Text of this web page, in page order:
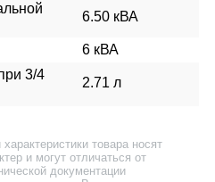
6.50 кВА
6 кВА
3/4
2.71 л
товара носят
и могут отличаться от
документации